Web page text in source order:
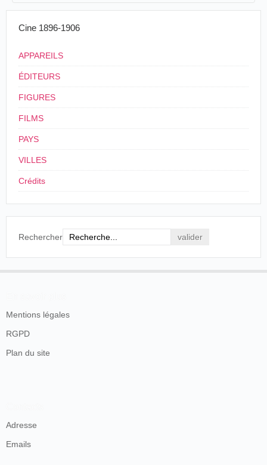
SOURCES
France
Cine 1896-1906
APPAREILS
ÉDITEURS
FIGURES
FILMS
PAYS
VILLES
Crédits
Rechercher
Mentions légales
RGPD
Plan du site
Adresse
Emails